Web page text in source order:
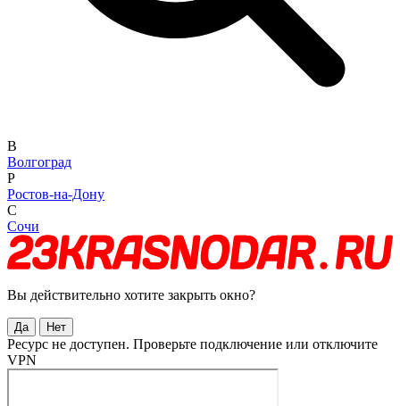
В
Волгоград
Р
Ростов-на-Дону
С
Сочи
Вы действительно хотите закрыть окно?
Да Нет
Ресурс не доступен. Проверьте подключение или отключите
VPN